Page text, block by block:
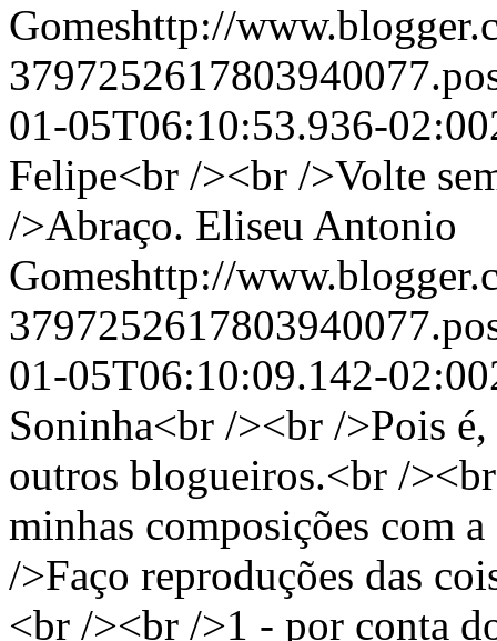
Gomeshttp://
01-05T06:10:53.936-
Felipe<br /><br />Volte
/>Abraço. Eliseu Antonio
Gomeshttp://
01-05T06:10:09.142-
Soninha<br /><br />Pois
outros blogueiros.<br /
minhas composições com
/>Faço reproduções das
<br /><br />1 - por conta